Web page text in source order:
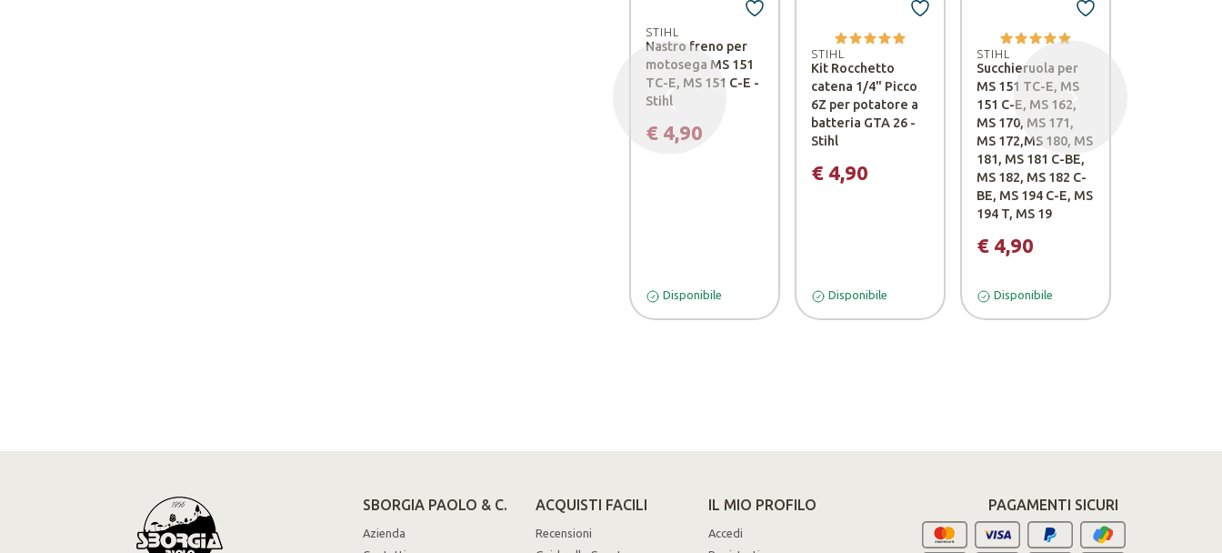
STIHL
Nastro freno per
motosega MS 151
TC-E, MS 151 C-E -
Stihl
€ 4,90
Disponibile
STIHL
Kit Rocchetto
catena 1/4" Picco
6Z per potatore a
batteria GTA 26 -
Stihl
€ 4,90
Disponibile
STIHL
Succhieruola per
MS 151 TC-E, MS
151 C-E, MS 162,
MS 170, MS 171,
MS 172,MS 180, MS
181, MS 181 C-BE,
MS 182, MS 182 C-
BE, MS 194 C-E, MS
194 T, MS 19
€ 4,90
Disponibile
Precedente Successivo
SBORGIA PAOLO & C.
Azienda
ACQUISTI FACILI
Recensioni
IL MIO PROFILO
Accedi
PAGAMENTI SICURI